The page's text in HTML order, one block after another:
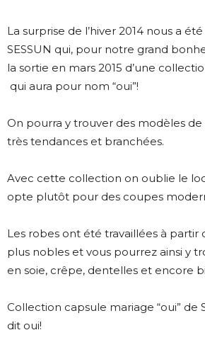
La surprise de l’hiver 2014 nous a
SESSUN qui, pour notre grand
la sortie en mars 2015 d’une
qui aura pour nom “oui”!
On pourra y trouver des modèles
très tendances et branchées.
Avec cette collection on oublie le
opte plutôt pour des coupes
Les robes ont été travaillées à partir
plus nobles et vous pourrez ainsi y
en soie, crêpe, dentelles et encore
Collection capsule mariage “oui” de
dit oui!